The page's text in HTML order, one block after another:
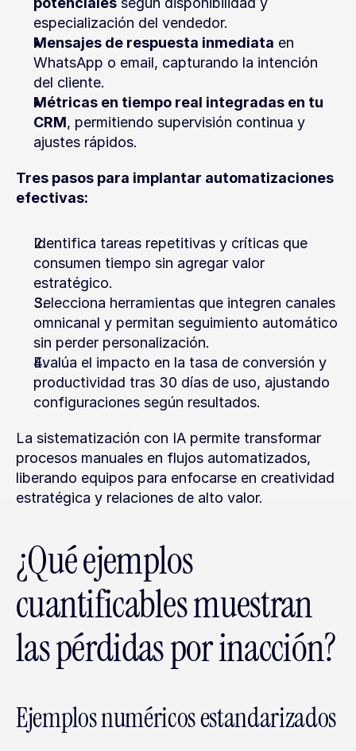
especialización del vendedor.
Mensajes de respuesta inmediata en
WhatsApp o email, capturando la intención
del cliente.
Métricas en tiempo real integradas en tu
CRM, permitiendo supervisión continua y
ajustes rápidos.
Tres pasos para implantar automatizaciones
efectivas:
Identifica tareas repetitivas y críticas que
consumen tiempo sin agregar valor
estratégico.
Selecciona herramientas que integren canales
omnicanal y permitan seguimiento automático
sin perder personalización.
Evalúa el impacto en la tasa de conversión y
productividad tras 30 días de uso, ajustando
configuraciones según resultados.
La sistematización con IA permite transformar
procesos manuales en flujos automatizados,
liberando equipos para enfocarse en creatividad
estratégica y relaciones de alto valor.
¿Qué ejemplos
cuantificables muestran
las pérdidas por inacción?
Ejemplos numéricos estandarizados